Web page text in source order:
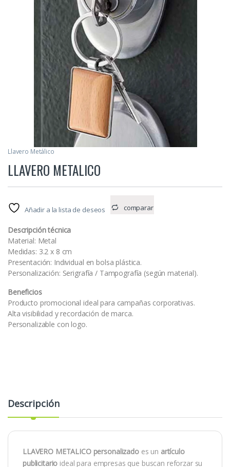
Llavero Metálico
LLAVERO METALICO
Añadir a la lista de deseos comparar
Descripción técnica
Material: Metal
Medidas: 3.2 x 8 cm
Presentación: Individual en bolsa plástica.
Personalización: Serigrafía / Tampografía (según material).
Beneficios
Producto promocional ideal para campañas corporativas.
Alta visibilidad y recordación de marca.
Personalizable con logo.
Descripción
LLAVERO METALICO personalizadoes un artículo
publicitario ideal para empresas que buscan reforzar su